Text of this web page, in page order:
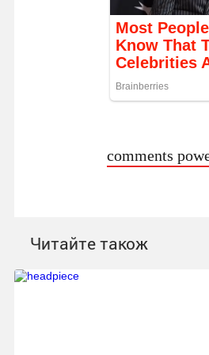
comments
Читайте також